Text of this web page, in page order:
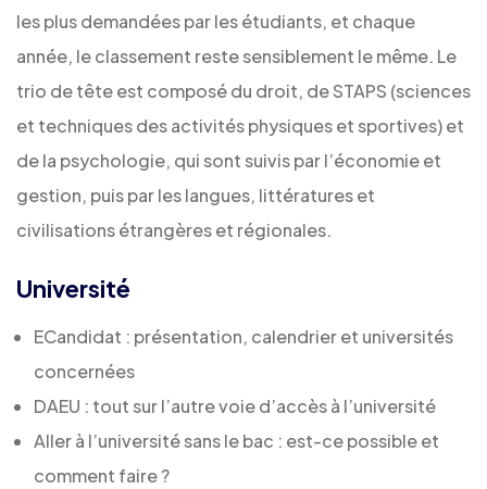
les plus demandées par les étudiants, et chaque
année, le classement reste sensiblement le même. Le
trio de tête est composé du droit, de STAPS (sciences
et techniques des activités physiques et sportives) et
de la psychologie, qui sont suivis par l’économie et
gestion, puis par les langues, littératures et
civilisations étrangères et régionales.
Université
ECandidat : présentation, calendrier et universités
concernées
DAEU : tout sur l’autre voie d’accès à l’université
Aller à l’université sans le bac : est-ce possible et
comment faire ?